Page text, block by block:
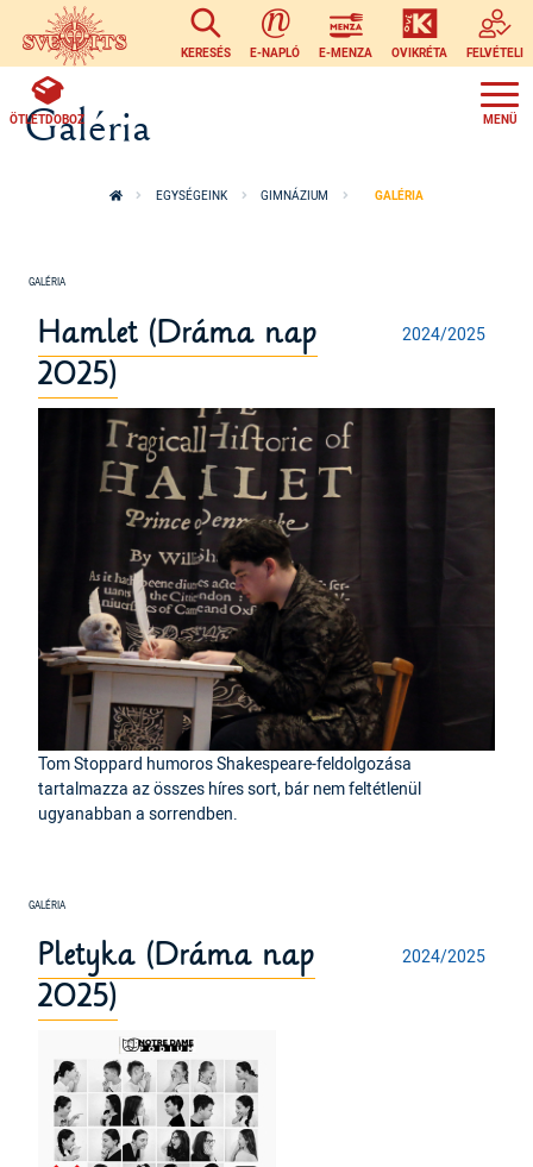
Ugrás a tartalomra
KERESÉS E-NAPLÓ E-MENZA OVIKRÉTA FELVÉTELI
ÖTLETDOBOZ
Galéria
EGYSÉGEINK GIMNÁZIUM GALÉRIA
2024/2025
Hamlet (Dráma nap
2025)
Tom Stoppard humoros Shakespeare-feldolgozása
tartalmazza az összes híres sort, bár nem feltétlenül
ugyanabban a sorrendben.
2024/2025
Pletyka (Dráma nap
2025)